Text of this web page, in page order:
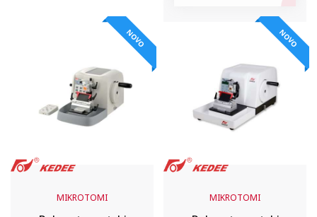
NOVO
MIKROTOMI
NOVO
MIKROTOMI